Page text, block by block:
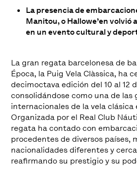
La presencia de
Manitou, o Hallowe’en
en un evento cultural y
La gran regata barcelonesa de
Época, la Puig Vela Clàssica, ha
decimoctava edición del 10 al 12
consolidándose como una de las
internacionales de la vela clásica
Organizada por el Real Club
regata ha contado con
procedentes de diversos países,
nacionalidades diferentes y
reafirmando su prestigio y su